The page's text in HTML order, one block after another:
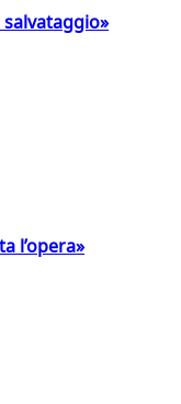
salvataggio»
l’opera»